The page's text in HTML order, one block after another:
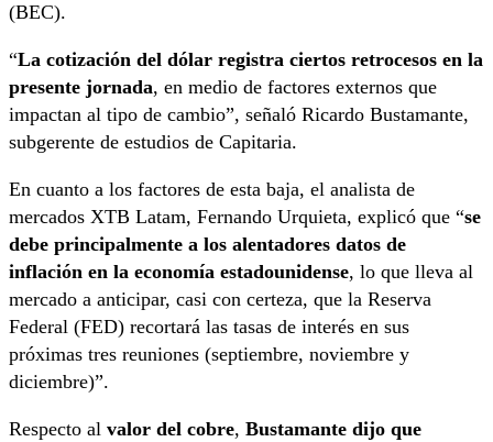
(BEC).
“La cotización del dólar registra ciertos retrocesos en la
presente jornada, en medio de factores externos que
impactan al tipo de cambio”, señaló Ricardo Bustamante,
subgerente de estudios de Capitaria.
En cuanto a los factores de esta baja, el analista de
mercados XTB Latam, Fernando Urquieta, explicó que “se
debe principalmente a los alentadores datos de
inflación en la economía estadounidense, lo que lleva al
mercado a anticipar, casi con certeza, que la Reserva
Federal (FED) recortará las tasas de interés en sus
próximas tres reuniones (septiembre, noviembre y
diciembre)”.
Respecto al valor del cobre, Bustamante dijo que